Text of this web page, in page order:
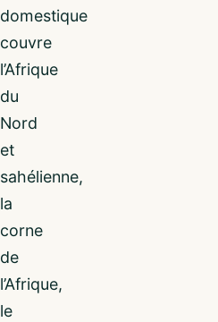
domestique
couvre
l’Afrique
du
Nord
et
sahélienne,
la
corne
de
l’Afrique,
le